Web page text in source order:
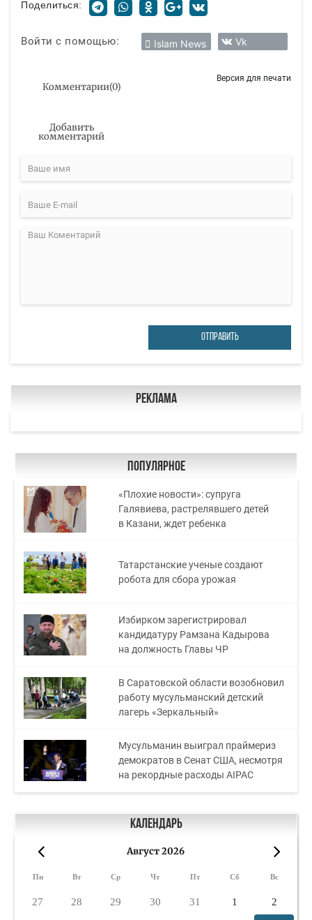
Поделиться:
Войти с помощью: Islam News Vk
Комментарии(0)
Версия для печати
Добавить
комментарий
ОТПРАВИТЬ
Реклама
Популярное
«Плохие новости»: супруга
Галявиева, растрелявшего детей
в Казани, ждет ребенка
Татарстанские ученые создают
робота для сбора урожая
Избирком зарегистрировал
кандидатуру Рамзана Кадырова
на должность Главы ЧР
В Саратовской области возобновил
работу мусульманский детский
лагерь «Зеркальный»
Мусульманин выиграл праймериз
демократов в Сенат США, несмотря
на рекордные расходы AIPAC
Календарь
Август 2026
Пн Вт Ср Чт Пт Сб Вс
27 28 29 30 31 1 2